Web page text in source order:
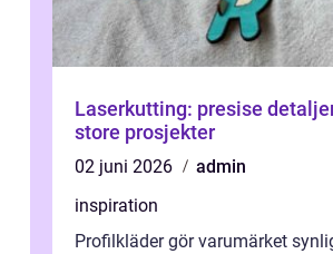
Laserkutting: presise
store prosjekter
02 juni 2026
admin
inspiration
Profilkläder gör varumärket